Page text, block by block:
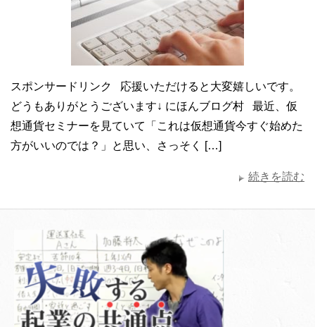
スポンサードリンク 応援いただけると大変嬉しいです。
どうもありがとうございます↓ にほんブログ村 最近、仮
想通貨セミナーを見ていて「これは仮想通貨今すぐ始めた
方がいいのでは？」と思い、さっそく […]
続きを読む